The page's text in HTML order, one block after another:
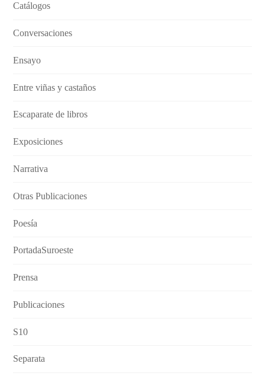
Catálogos
Conversaciones
Ensayo
Entre viñas y castaños
Escaparate de libros
Exposiciones
Narrativa
Otras Publicaciones
Poesía
PortadaSuroeste
Prensa
Publicaciones
S10
Separata